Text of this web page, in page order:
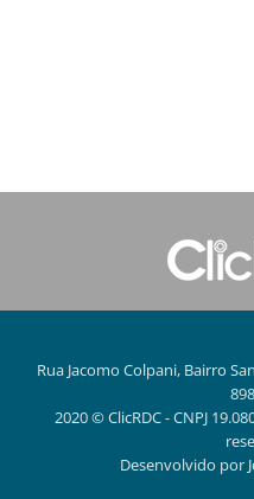
Rua Jacomo Colpani, Bairro
2020 © ClicRDC - CNPJ
Desenvolvido por